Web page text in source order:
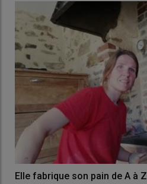
Elle fabrique son pain de A à Z